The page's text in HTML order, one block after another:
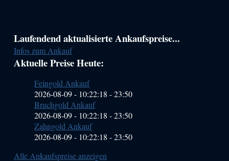
Haupt-
Sidebar
(Primary)
Laufendend aktualisierte Ankaufspreise...
Infos zum Ankauf
Aktuelle Preise Heute:
Feingold Ankauf
2026-08-09 - 10:22:18 -23:50
Bruchgold Ankauf
2026-08-09 - 10:22:18 -23:50
Zahngold Ankauf
2026-08-09 - 10:22:18 -23:50
Alle Ankaufspreise anzeigen